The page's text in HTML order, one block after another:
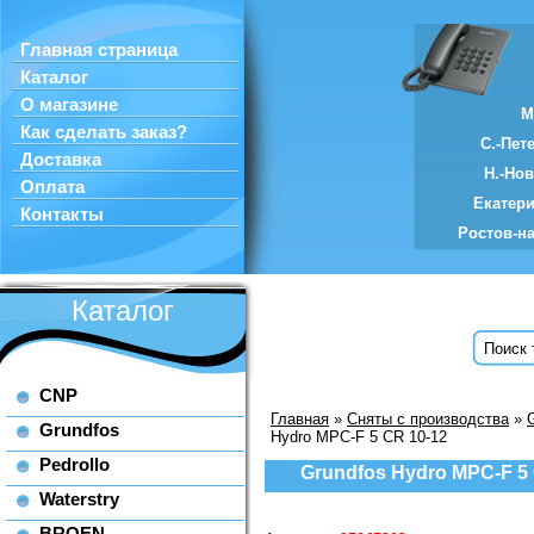
Главная страница
Каталог
О магазине
Как сделать заказ?
Доставка
Оплата
Контакты
С.-
Н.-
Ростов-
Каталог
CNP
Grundfos
Pedrollo
Waterstry
Главная » Сняты с производства»
Hydro MPC-F 5 CR 10-12
Grundfos Hydro MPC-F 5